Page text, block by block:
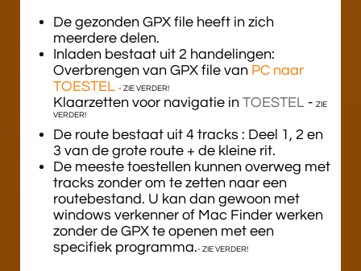
De gezonden GPX file heeft in zich
meerdere delen.
​Inladen bestaat uit 2 handelingen:
Overbrengen van GPX file van PC naar
TOESTEL - ZIE VERDER!
Klaarzetten voor navigatie in TOESTEL - ZIE
VERDER!
De route bestaat uit 4 tracks : Deel 1, 2 en
3 van de grote route + de kleine rit.
De meeste toestellen kunnen overweg met
tracks zonder om te zetten naar een
routebestand. U kan dan gewoon met
windows verkenner of Mac Finder werken
zonder de GPX te openen met een
specifiek programma.- ZIE VERDER!